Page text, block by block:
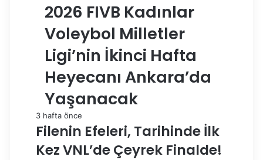
2026 FIVB Kadınlar
Voleybol Milletler
Ligi’nin İkinci Hafta
Heyecanı Ankara’da
Yaşanacak
3 hafta önce
Filenin Efeleri, Tarihinde İlk
Kez VNL’de Çeyrek Finalde!